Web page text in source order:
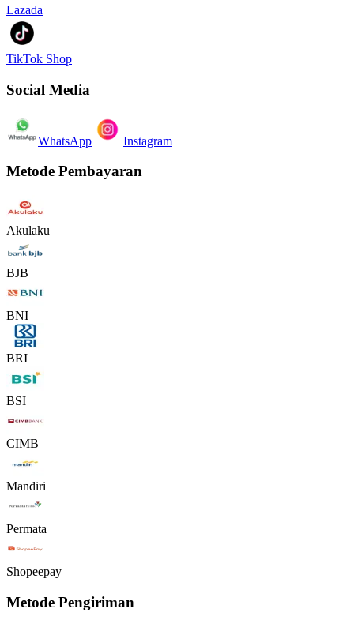
Lazada
TikTok Shop
Social Media
WhatsApp Instagram
Metode Pembayaran
Akulaku
BJB
BNI
BRI
BSI
CIMB
Mandiri
Permata
Shopeepay
Metode Pengiriman